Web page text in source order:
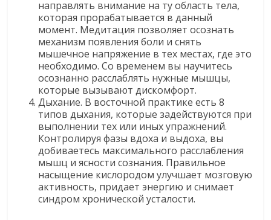
направлять внимание на ту область тела,
которая прорабатывается в данный
момент. Медитация позволяет осознать
механизм появления боли и снять
мышечное напряжение в тех местах, где это
необходимо. Со временем вы научитесь
осознанно расслаблять нужные мышцы,
которые вызывают дискомфорт.
Дыхание. В восточной практике есть 8
типов дыхания, которые задействуются при
выполнении тех или иных упражнений.
Контролируя фазы вдоха и выдоха, вы
добиваетесь максимального расслабления
мышц и ясности сознания. Правильное
насыщение кислородом улучшает мозговую
активность, придает энергию и снимает
синдром хронической усталости.